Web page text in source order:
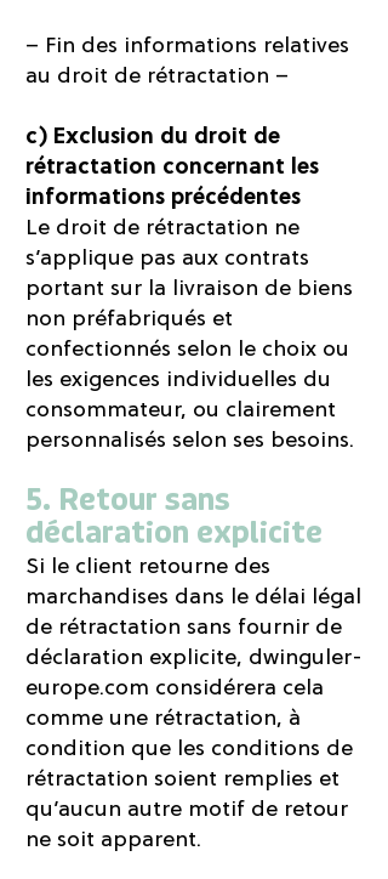
– Fin des informations relatives
au droit de rétractation –
c) Exclusion du droit de
rétractation concernant les
informations précédentes
Le droit de rétractation ne
s’applique pas aux contrats
portant sur la livraison de biens
non préfabriqués et
confectionnés selon le choix ou
les exigences individuelles du
consommateur, ou clairement
personnalisés selon ses besoins.
5. Retour sans
déclaration explicite
Si le client retourne des
marchandises dans le délai légal
de rétractation sans fournir de
déclaration explicite, dwinguler-
europe.com considérera cela
comme une rétractation, à
condition que les conditions de
rétractation soient remplies et
qu’aucun autre motif de retour
ne soit apparent.